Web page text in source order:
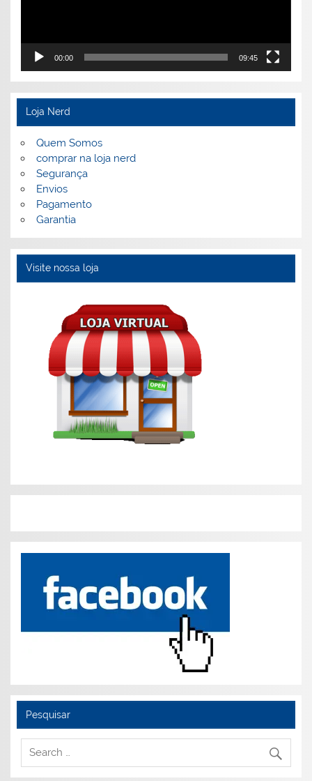
00:00 09:45
Loja Nerd
Quem Somos
comprar na loja nerd
Segurança
Envios
Pagamento
Garantia
Visite nossa loja
Pesquisar